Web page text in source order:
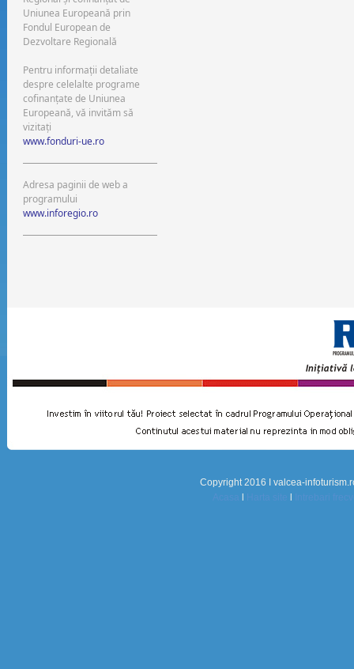
Uniunea Europeană prin
Fondul European de
Dezvoltare Regională
Pentru informaţii detaliate
despre celelalte programe
cofinanţate de Uniunea
Europeană, vă invităm să
vizitaţi
www.fonduri-ue.ro
Adresa paginii de web a
programului
www.inforegio.ro
Copyright 2016 I valcea-